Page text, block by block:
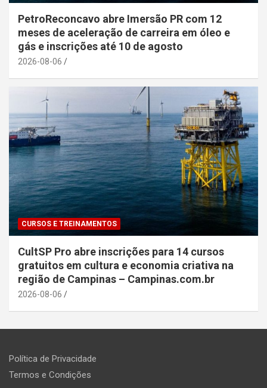
PetroReconcavo abre Imersão PR com 12
meses de aceleração de carreira em óleo e
gás e inscrições até 10 de agosto
2026-08-06
CURSOS E TREINAMENTOS
CultSP Pro abre inscrições para 14 cursos
gratuitos em cultura e economia criativa na
região de Campinas – Campinas.com.br
2026-08-06
Política de Privacidade
Termos e Condições